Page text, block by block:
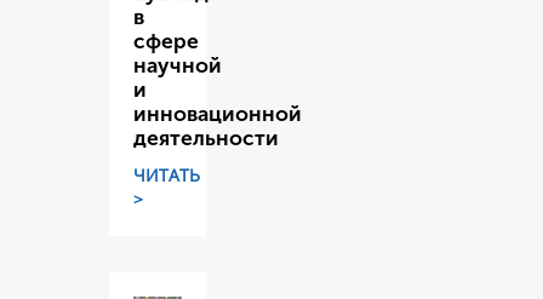
в
сфере
научной
и
инновационной
деятельности
ЧИТАТЬ
>